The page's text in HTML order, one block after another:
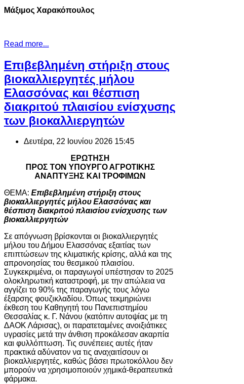
Μάξιμος Χαρακόπουλος
Read more...
Επιβεβλημένη στήριξη στους
βιοκαλλιεργητές μήλου
Ελασσόνας και θέσπιση
διακριτού πλαισίου ενίσχυσης
των βιοκαλλιεργητών
Δευτέρα, 22 Ιουνίου 2026 15:45
ΕΡΩΤΗΣΗ
ΠΡΟΣ ΤΟΝ ΥΠΟΥΡΓΟ ΑΓΡΟΤΙΚΗΣ
ΑΝΑΠΤΥΞΗΣ ΚΑΙ ΤΡΟΦΙΜΩΝ
ΘΕΜΑ: Επιβεβλημένη στήριξη στους
βιοκαλλιεργητές μήλου Ελασσόνας και
θέσπιση διακριτού πλαισίου ενίσχυσης των
βιοκαλλιεργητών
Σε απόγνωση βρίσκονται οι βιοκαλλιεργητές
μήλου του Δήμου Ελασσόνας εξαιτίας των
επιπτώσεων της κλιματικής κρίσης, αλλά και της
απρονοησίας του θεσμικού πλαισίου.
Συγκεκριμένα, οι παραγωγοί υπέστησαν το 2025
ολοκληρωτική καταστροφή, με την απώλεια να
αγγίζει το 90% της παραγωγής τους λόγω
έξαρσης φουζικλαδίου. Όπως τεκμηριώνει
έκθεση του Καθηγητή του Πανεπιστημίου
Θεσσαλίας κ. Γ. Νάνου (κατόπιν αυτοψίας με τη
ΔΑΟΚ Λάρισας), οι παρατεταμένες ανοιξιάτικες
υγρασίες μετά την άνθιση προκάλεσαν ακαρπία
και φυλλόπτωση. Τις συνέπειες αυτές ήταν
πρακτικά αδύνατον να τις αναχαιτίσουν οι
βιοκαλλιεργητές, καθώς βάσει πρωτοκόλλου δεν
μπορούν να χρησιμοποιούν χημικά-θεραπευτικά
φάρμακα.